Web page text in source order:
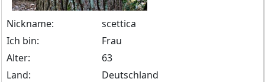
Nickname:
scettica
Ich bin:
Frau
Alter:
63
Land:
Deutschland